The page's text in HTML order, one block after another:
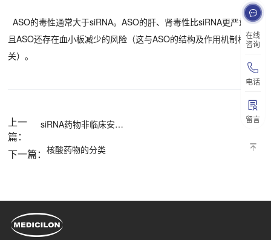
在线
咨询
电话
留言
ASO的毒性通常大于siRNA。ASO的肝、肾毒性比siRNA更严重，
且ASO还存在血小板减少的风险（这与ASO的结构及作用机制相
关）。
上一
篇：
siRNA药物非临床安全性特点
下一篇：核酸药物的分类